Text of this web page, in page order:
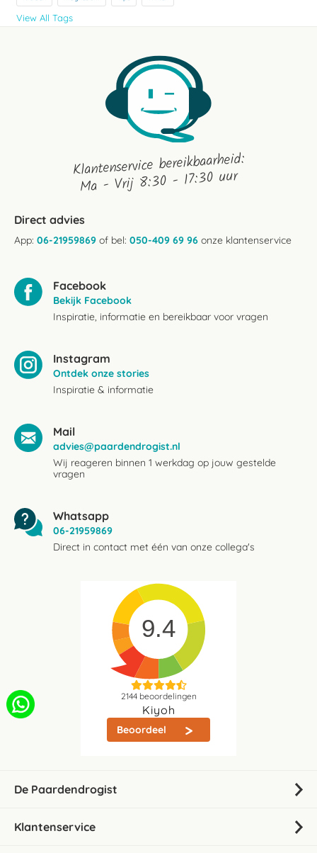
View All Tags
Klantenservice bereikbaarheid:
Ma - Vrij 8:30 - 17:30 uur
Direct advies
App: 06-21959869 of bel: 050-409 69 96 onze klantenservice
Facebook
Bekijk Facebook
Inspiratie, informatie en bereikbaar voor vragen
Instagram
Ontdek onze stories
Inspiratie & informatie
Mail
advies@paardendrogist.nl
Wij reageren binnen 1 werkdag op jouw gestelde
vragen
Whatsapp
06-21959869
Direct in contact met één van onze collega's
9.4
2144beoordelingen
Kiyoh
Beoordeel
De Paardendrogist
Klantenservice